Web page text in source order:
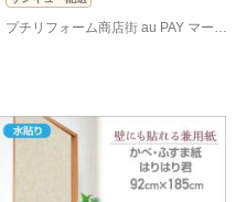
プチリフォーム商店街 au PAY マーケット店